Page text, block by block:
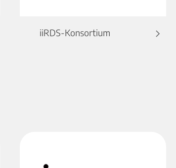
iiRDS-Konsortium